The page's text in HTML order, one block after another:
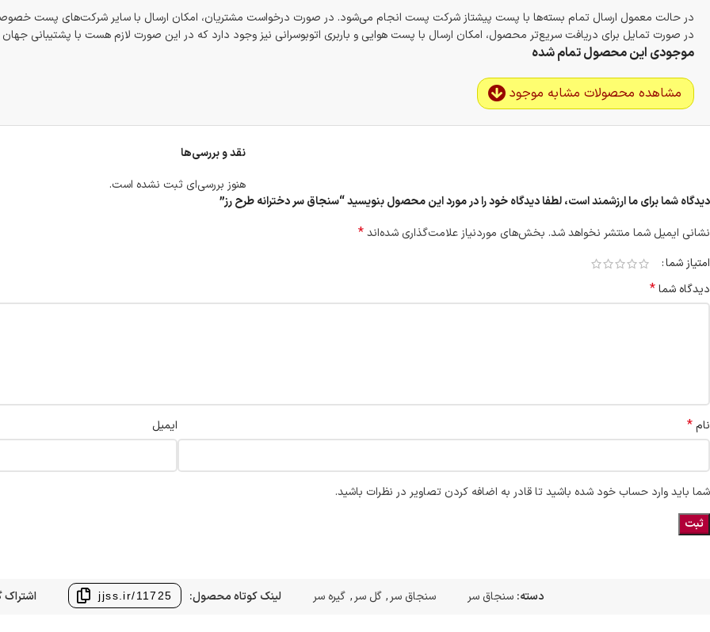
در حالت معمول ارسال تمام بسته‌ها با پست پیشتاز شرکت پست انجام می‌شود. در صورت درخواست مشتریان، امکان ارسال با سایر شرکت‌های پست
در صورت تمایل برای دریافت سریع‌تر محصول، امکان ارسال با پست هوایی و باربری اتوبوسرانی نیز وجود دارد که در این صورت لازم هست با پشتیبانی
موجودی این محصول تمام شده
مشاهده محصولات مشابه موجود
نقد و بررسی‌ها
هنوز بررسی‌ای ثبت نشده است.
دیدگاه شما برای ما ارزشمند است، لطفا دیدگاه خود را در مورد این محصول بنویسید “سنجاق سر دخترانه طرح رز”
نشانی ایمیل شما منتشر نخواهد شد. بخش‌های موردنیاز علامت‌گذاری شده‌اند*
امتیاز شما
دیدگاه شما*
نام* ایمیل
شما باید وارد حساب خود شده باشید تا قادر به اضافه کردن تصاویر در نظرات باشید.
دسته: سنجاق سر سنجاق سر , گل سر , گیره سر لینک کوتاه محصول: jjss.ir/11725 اشتراک